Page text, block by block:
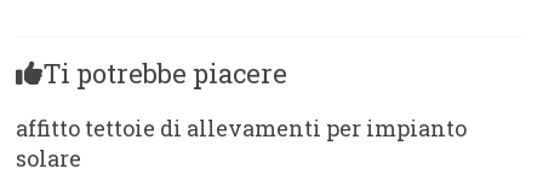
Ti potrebbe piacere
affitto tettoie di allevamenti per impianto
solare